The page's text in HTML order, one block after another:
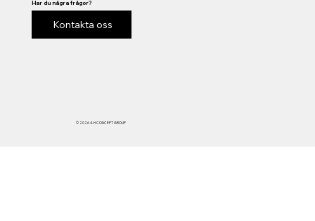
© 2026 4-H CONCEPT GROUP
Har du några frågor?
Kontakta oss